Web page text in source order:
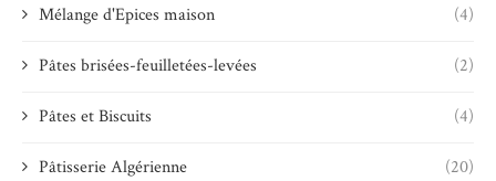
Mélange d'Epices maison (4)
Pâtes brisées-feuilletées-levées (2)
Pâtes et Biscuits (4)
Pâtisserie Algérienne (20)